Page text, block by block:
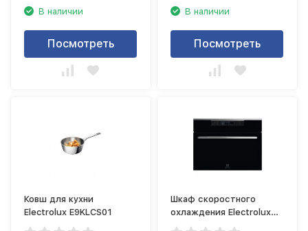
В наличии
Посмотреть
В наличии
Посмотреть
Ковш для кухни
Electrolux E9KLCS01
Шкаф скоростного
охлаждения Electrolux
Blast Chiller KBB5X